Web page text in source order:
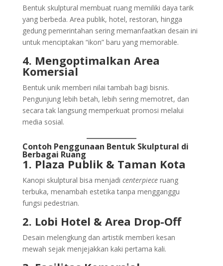
Bentuk skulptural membuat ruang memiliki daya tarik
yang berbeda. Area publik, hotel, restoran, hingga
gedung pemerintahan sering memanfaatkan desain ini
untuk menciptakan “ikon” baru yang memorable.
4. Mengoptimalkan Area
Komersial
Bentuk unik memberi nilai tambah bagi bisnis.
Pengunjung lebih betah, lebih sering memotret, dan
secara tak langsung memperkuat promosi melalui
media sosial.
Contoh Penggunaan Bentuk Skulptural di
Berbagai Ruang
1. Plaza Publik & Taman Kota
Kanopi skulptural bisa menjadi centerpieceruang
terbuka, menambah estetika tanpa mengganggu
fungsi pedestrian.
2. Lobi Hotel & Area Drop-Off
Desain melengkung dan artistik memberi kesan
mewah sejak menjejakkan kaki pertama kali.